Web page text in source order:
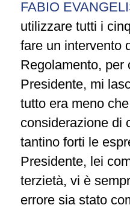
FABIO
utilizzare tutti i
fare un intervento
Regolamento, per
Presidente, mi
tutto era meno
considerazione di
tantino forti le
Presidente, lei
terzietà, vi è
errore sia stato